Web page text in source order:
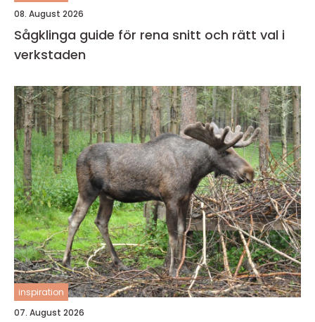
08. August 2026
Sågklinga guide för rena snitt och rätt val i
verkstaden
inspiration
07. August 2026